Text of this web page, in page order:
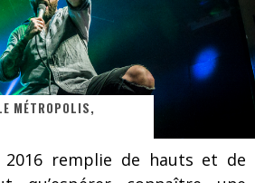
MÉTROPOLIS,
2016 remplie de hauts et de